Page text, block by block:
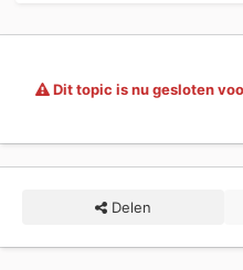
Dit topic is nu gesloten
Delen